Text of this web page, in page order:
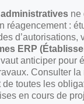
ne
réagencement :
d’autorisations,
ERP
anticiper pour
Consulter
toutes les
en cours de